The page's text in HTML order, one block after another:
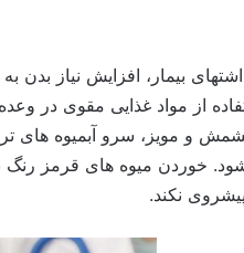
بیمار، افزایش نیاز بدن
و مویز، سرو آبمیوه های
خوردن میوه های قرمز
پیشروی نکند.